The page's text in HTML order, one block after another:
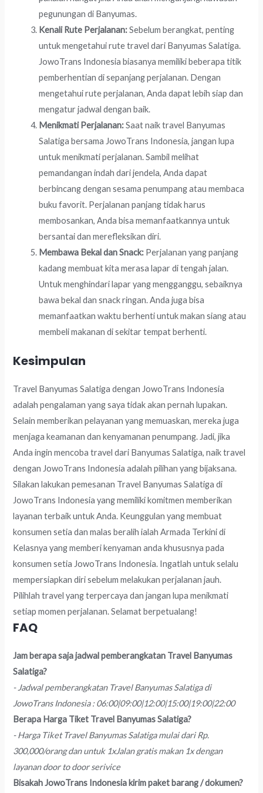
pegunungan di Banyumas.
Kenali Rute Perjalanan:Sebelum berangkat, penting
untuk mengetahui rute travel dari Banyumas Salatiga.
JowoTrans Indonesia biasanya memiliki beberapa titik
pemberhentian di sepanjang perjalanan. Dengan
mengetahui rute perjalanan, Anda dapat lebih siap dan
mengatur jadwal dengan baik.
Menikmati Perjalanan:Saat naik travel Banyumas
Salatiga bersama JowoTrans Indonesia, jangan lupa
untuk menikmati perjalanan. Sambil melihat
pemandangan indah dari jendela, Anda dapat
berbincang dengan sesama penumpang atau membaca
buku favorit. Perjalanan panjang tidak harus
membosankan, Anda bisa memanfaatkannya untuk
bersantai dan merefleksikan diri.
Membawa Bekal dan Snack: Perjalanan yang panjang
kadang membuat kita merasa lapar di tengah jalan.
Untuk menghindari lapar yang mengganggu, sebaiknya
bawa bekal dan snack ringan. Anda juga bisa
memanfaatkan waktu berhenti untuk makan siang atau
membeli makanan di sekitar tempat berhenti.
Kesimpulan
Travel Banyumas Salatiga dengan JowoTrans Indonesia
adalah pengalaman yang saya tidak akan pernah lupakan.
Selain memberikan pelayanan yang memuaskan, mereka juga
menjaga keamanan dan kenyamanan penumpang. Jadi, jika
Anda ingin mencoba travel dari Banyumas Salatiga, naik travel
dengan JowoTrans Indonesia adalah pilihan yang bijaksana.
Silakan lakukan pemesanan Travel Banyumas Salatiga di
JowoTrans Indonesia yang memiliki komitmen memberikan
layanan terbaik untuk Anda. Keunggulan yang membuat
konsumen setia dan malas beralih ialah Armada Terkini di
Kelasnya yang memberi kenyaman anda khususnya pada
konsumen setia JowoTrans Indonesia. Ingatlah untuk selalu
mempersiapkan diri sebelum melakukan perjalanan jauh.
Pilihlah travel yang terpercaya dan jangan lupa menikmati
setiap momen perjalanan. Selamat berpetualang!
FAQ
Jam berapa saja jadwal pemberangkatan Travel Banyumas
Salatiga?
- Jadwal pemberangkatan Travel Banyumas Salatiga di
JowoTrans Indonesia : 06:00|09:00|12:00|15:00|19:00|22:00
Berapa Harga Tiket Travel Banyumas Salatiga?
- Harga Tiket Travel Banyumas Salatiga mulai dari Rp.
300,000/orang dan untuk 1xJalan gratis makan 1x dengan
layanan door to door serivice
Bisakah JowoTrans Indonesia kirim paket barang / dokumen?